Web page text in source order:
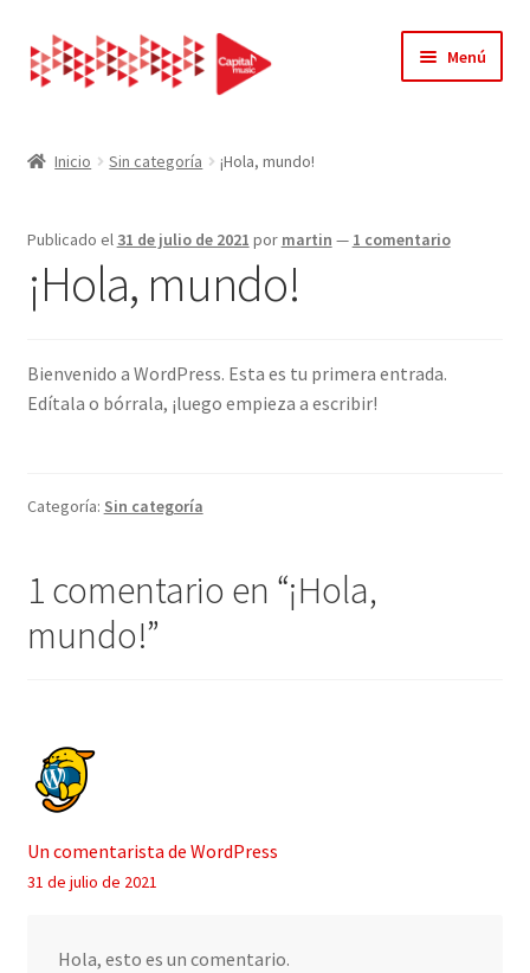
Ir
a
Ir
al
Menú
Carrito
Contacto
Finalizar compra
Página de ejemplo
Términos y condiciones
Inicio Sin categoría ¡Hola, mundo!
Publicado el 31 de julio de 2021 por martin — 1 comentario
¡Hola, mundo!
Bienvenido a WordPress. Esta es tu primera entrada.
Edítala o bórrala, ¡luego empieza a escribir!
Categoría: Sin categoría
1 comentario en “¡Hola,
mundo!”
Un comentarista de WordPress
31 de julio de 2021
Hola, esto es un comentario.